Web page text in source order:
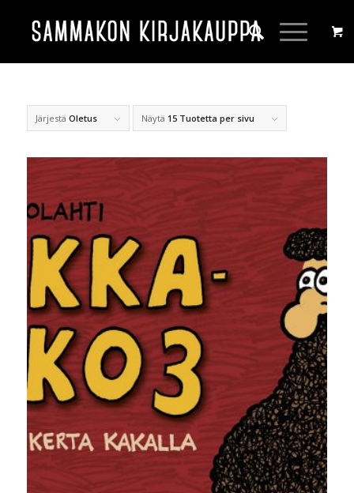
Järjestä Oletus Näytä 15 Tuotetta per sivu